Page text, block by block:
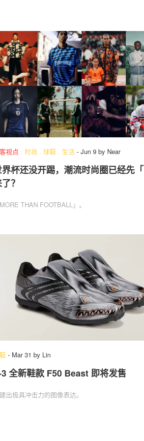
视点 . 时尚 . 球鞋 . 生活 - Jun 9 by Near
杯还没开踢，潮流时尚圈已经先
？
THAN FOOTBALL」。
- Mar 31 by Lin
全新鞋款 F50 Beast 即将发售
出极具冲击力的图像表达。